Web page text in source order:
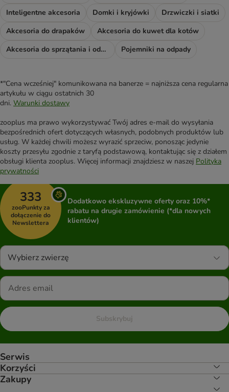
Inteligentne akcesoria
Domki i kryjówki
Drzwiczki i siatki
Akcesoria do drapaków
Akcesoria do kuwet dla kotów
Akcesoria do sprzątania i odświeżacze
Pojemniki na odpady
*"Cena wcześniej" komunikowana na banerze = najniższa cena regularna
artykułu w ciągu ostatnich 30
dni. Warunki dostawy
zooplus ma prawo wykorzystywać Twój adres e-mail do wysyłania
bezpośrednich ofert dotyczących własnych, podobnych produktów lub
usług. W każdej chwili możesz wyrazić sprzeciw, ponosząc jedynie
koszty przesyłu zgodnie z taryfą podstawową, kontaktując się z działem
obsługi klienta zooplus. Więcej informacji znajdziesz w naszej Polityka
prywatności
333
zooPunkty za
dołączenie do
Newslettera
Dodatkowo ekskluzywne oferty oraz 10%*
rabatu na drugie zamówienie (*dla nowych
klientów)
Wybierz zwierzę
Subskrybuj
Serwis
Korzyści
Zakupy